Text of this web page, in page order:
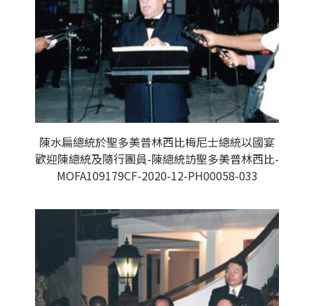
陳水扁總統於聖多美普林西比梅尼士總統以國宴
歡迎陳總統及隨行團員-陳總統訪聖多美普林西比-
MOFA109179CF-2020-12-PH00058-033